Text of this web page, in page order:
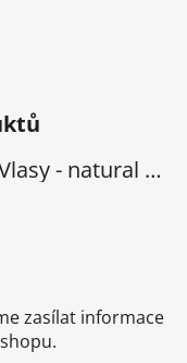
Absolute Cosmetics Lak na Vlasy - natural 1000 ml
zasílat informace